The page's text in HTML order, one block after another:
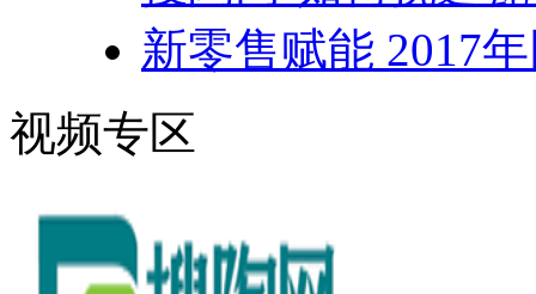
新零售赋能 2017
视频专区